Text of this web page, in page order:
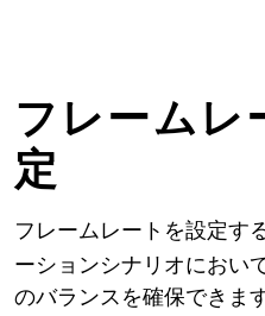
フレームレ
定
フレームレートを設定す
ーションシナリオにおい
のバランスを確保できます